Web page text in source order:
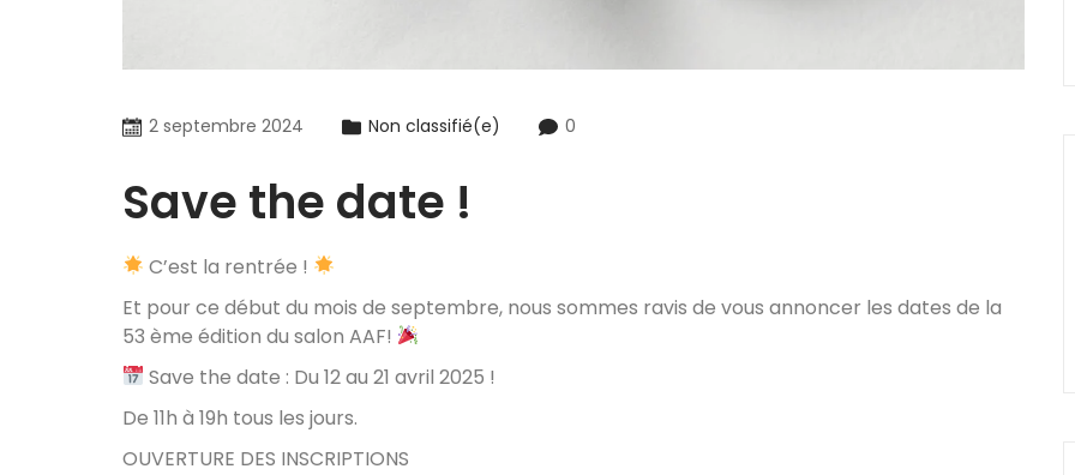
2 septembre 2024 Non classifié(e) 0
Save the date !
C’est la rentrée !
Et pour ce début du mois de septembre, nous sommes ravis de vous annoncer les dates de la
53 ème édition du salon AAF!
Save the date : Du 12 au 21 avril 2025 !
De 11h à 19h tous les jours.
OUVERTURE DES INSCRIPTIONS